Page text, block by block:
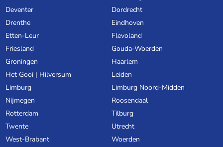
Deventer
Dordrecht
Drenthe
Eindhoven
Etten-Leur
Flevoland
Friesland
Gouda-Woerden
Groningen
Haarlem
Het Gooi | Hilversum
Leiden
Limburg
Limburg Noord-Midden
Nijmegen
Roosendaal
Rotterdam
Tilburg
Twente
Utrecht
West-Brabant
Woerden